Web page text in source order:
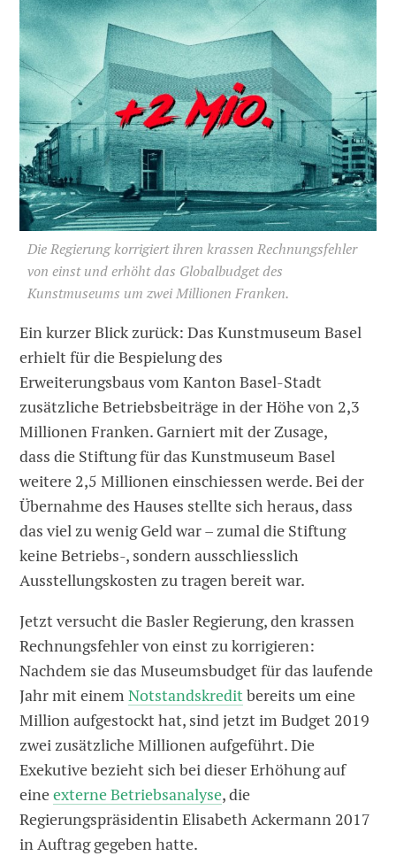
Die Regierung korrigiert ihren krassen Rechnungsfehler
von einst und erhöht das Globalbudget des
Kunstmuseums um zwei Millionen Franken.
Ein kurzer Blick zurück: Das Kunstmuseum Basel
erhielt für die Bespielung des
Erweiterungsbaus vom Kanton Basel-Stadt
zusätzliche Betriebsbeiträge in der Höhe von 2,3
Millionen Franken. Garniert mit der Zusage,
dass die Stiftung für das Kunstmuseum Basel
weitere 2,5 Millionen einschiessen werde. Bei der
Übernahme des Hauses stellte sich heraus, dass
das viel zu wenig Geld war – zumal die Stiftung
keine Betriebs-, sondern ausschliesslich
Ausstellungskosten zu tragen bereit war.
Jetzt versucht die Basler Regierung, den krassen
Rechnungsfehler von einst zu korrigieren:
Nachdem sie das Museumsbudget für das laufende
Jahr mit einemNotstandskreditbereits um eine
Million aufgestockt hat, sind jetzt im Budget 2019
zwei zusätzliche Millionen aufgeführt. Die
Exekutive bezieht sich bei dieser Erhöhung auf
eineexterne Betriebsanalyse, die
Regierungspräsidentin Elisabeth Ackermann 2017
in Auftrag gegeben hatte.